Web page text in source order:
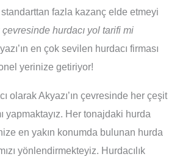
fazla kazanç elde etmeyi
çevresinde hurdacı yol tarifi mi
en çok sevilen hurdacı firması
yerinize getiriyor!
olarak Akyazı’ın çevresinde her çeşit
yapmaktayız. Her tonajdaki hurda
en yakın konumda bulunan hurda
yönlendirmekteyiz. Hurdacılık